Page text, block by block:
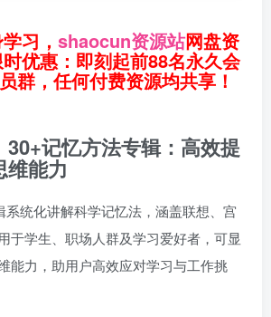
习， shaocun资源站网盘资
优惠：即刻起前88名永久会
群，任何付费资源均共享！
30+记忆方法专辑：高效提
维能力
系统化讲解科学记忆法，涵盖联想、宫
于学生、职场人群及学习爱好者，可显
能力，助用户高效应对学习与工作挑